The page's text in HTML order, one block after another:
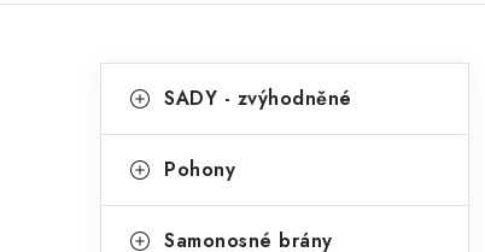
o
t
kategorie
a
e
SADY - zvýhodněné
Pohony
Samonosné brány